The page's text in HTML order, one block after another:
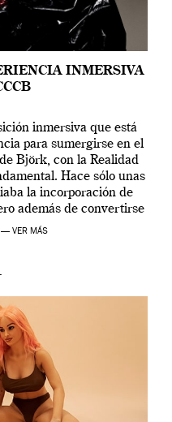
INMERSIVA
inmersiva que está
para sumergirse en el
Björk, con la Realidad
Hace sólo unas
la incorporación de
además de convertirse
más relevantes […]
— VER MÁS